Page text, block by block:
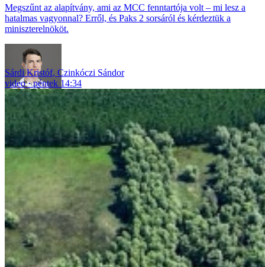
Megszűnt az alapítvány, ami az MCC fenntartója volt – mi lesz a
hatalmas vagyonnal? Erről, és Paks 2 sorsáról és kérdeztük a
miniszterelnököt.
Sárdi Kristóf, Czinkóczi Sándor
video
péntek 14:34